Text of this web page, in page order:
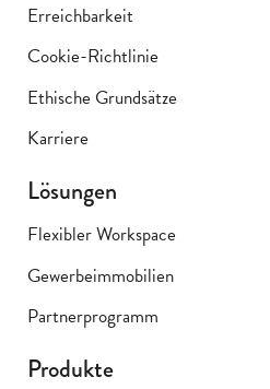
Erreichbarkeit
Cookie-Richtlinie
Ethische Grundsätze
Karriere
Lösungen
Flexibler Workspace
Gewerbeimmobilien
Partnerprogramm
Produkte